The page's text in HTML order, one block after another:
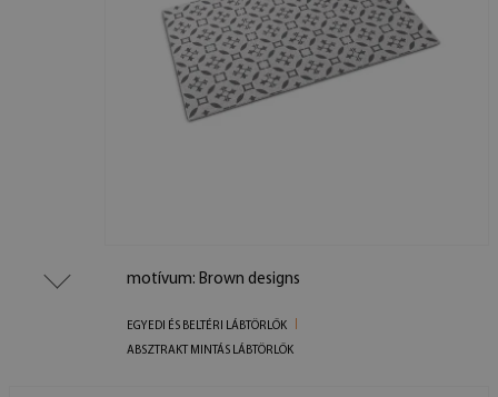
motívum: Brown designs
EGYEDI ÉS BELTÉRI LÁBTÖRLŐK
ABSZTRAKT MINTÁS LÁBTÖRLŐK